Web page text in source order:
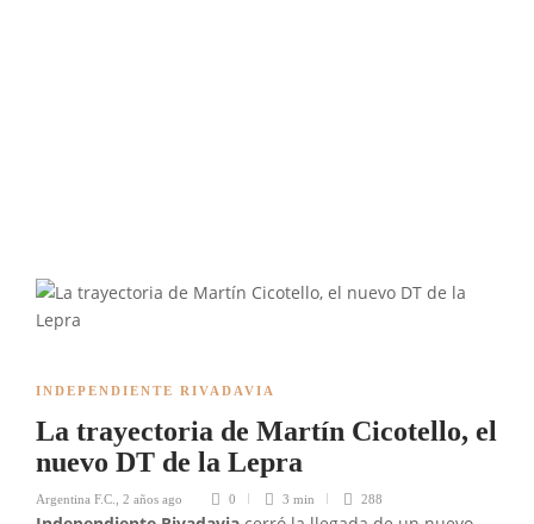
INDEPENDIENTE RIVADAVIA
La trayectoria de Martín Cicotello, el
nuevo DT de la Lepra
Argentina F.C. 2 años ago 0 3 min 288